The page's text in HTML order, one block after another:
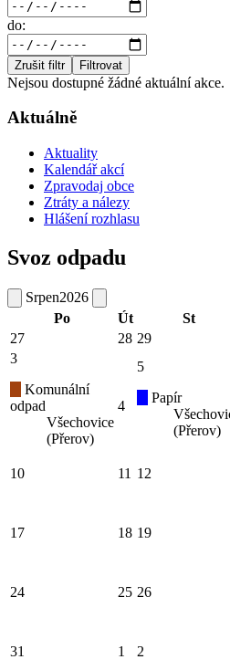
do:
Zrušit filtr Filtrovat
Nejsou dostupné žádné aktuální akce.
Aktuálně
Aktuality
Kalendář akcí
Zpravodaj obce
Ztráty a nálezy
Hlášení rozhlasu
Svoz odpadu
Srpen2026
Po
Út St
27
28 29
3
Komunální
odpad
Všechovice
(Přerov)
4
5
Papír
(Přerov)
10 11 12
17 18 19
24 25 26
31 1 2